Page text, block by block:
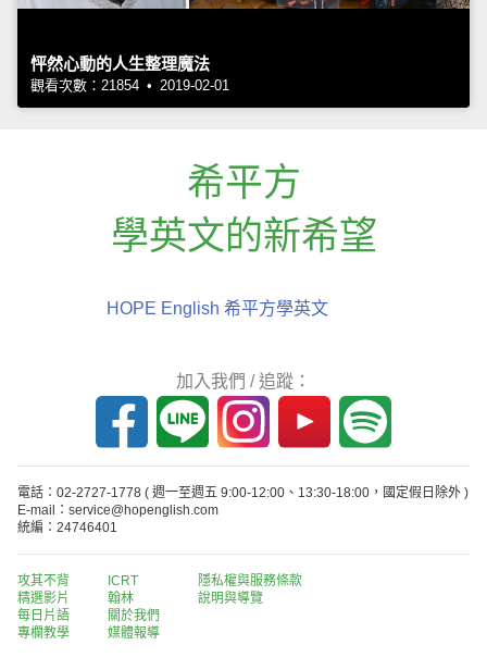
怦然心動的人生整理魔法
觀看次數：21854 • 2019-02-01
希平方
學英文的新希望
HOPE English 希平方學英文
加入我們 / 追蹤：
電話：02-2727-1778 ( 週一至週五 9:00-12:00、13:30-18:00，國定假日除外 )
E-mail：service@hopenglish.com
統編：24746401
攻其不背
精選影片
每日片語
專欄教學
ICRT
翰林
關於我們
媒體報導
隱私權與服務條款
說明與導覽